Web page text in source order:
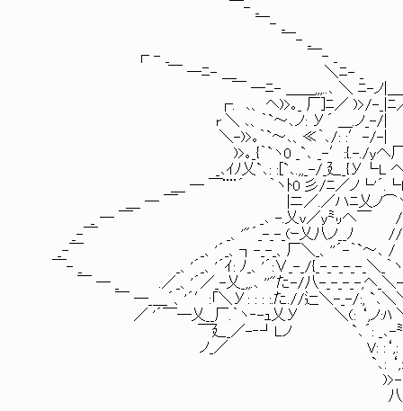
￣- _
￣- _
￣- _
┌ - _ ￣- _
￣ ─ﾆ- ＿ ＼ﾆ- _
￣ ─ﾆ- ＿＿,,,..､ ＼ ﾆ-ノ|＿_
┌. ､、 ヘ)>｡_ 厂]ﾆ／ )>/-_|ﾆ／ /_-
r ＼ ､、｀`～､ノ: У´ ＿.ノ_-/| ./_-
＼-)>｡｀`～､、≪｀､/: :′-/-| ＿_/_-
)>｡_{｀`ヽ0 _`､ _-′:{.-./yへ厂.ノ￣
_､ｲﾉ乂`､: :[`､.,,_-/_廴_{У└L へ [二二
＿ ─ ￣¨¨´ ｀ヽﾄ0 彡/ﾆ／ノ└'´.└Lﾉ(⌒):
＿ ─ ￣ |ニ／.／ハﾆ乂ノ⌒ヽ＿￣-
_ ─ ￣ _､ -.乂v／y㍉へ￣ // ＼.-
_-￣ _、'"´_-_-_(ｰ乂八ノ__ﾉ // .
_-￣ _、'´_、┐-_-_、厂＼_、''´-｀`
￣- _ _、'´_、'´ｲ: ﾉ_、'´:∨_-_/{_-_-_-_-_＼_｀ヽ
￣ ─ _ .／_、'´／_-乂_,,.､ ''"た-/八-_-_-_-,ヘ_＼-
￣ ─_＿´、'´′:「＼У: : : :.た.//辷＼-_-/:, `､＼
／ '´￣─乂__厂.｀ヽ‐-ｭ乂У ＼(: ‘,ノ:ﾊ ＼
￣廴_／-‐┘Lノ `､´: _､-㍉＼
ノ_／ V: :‘,: : '，.＼
`､: ‘,: :ﾉへ.
)>- ′ﾉ `､
八¨´: : : :.'